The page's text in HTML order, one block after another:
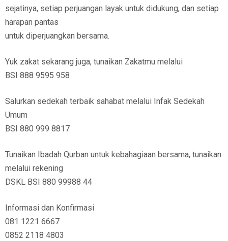
sejatinya, setiap perjuangan layak untuk didukung, dan setiap
harapan pantas
untuk diperjuangkan bersama.
Yuk zakat sekarang juga, tunaikan Zakatmu melalui
BSI 888 9595 958
Salurkan sedekah terbaik sahabat melalui Infak Sedekah
Umum
BSI 880 999 8817
Tunaikan Ibadah Qurban untuk kebahagiaan bersama, tunaikan
melalui rekening
DSKL BSI 880 99988 44
Informasi dan Konfirmasi
081 1221 6667
0852 2118 4803